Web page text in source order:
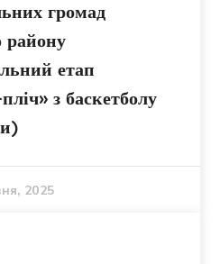
громад
району
етап
з баскетболу
2025